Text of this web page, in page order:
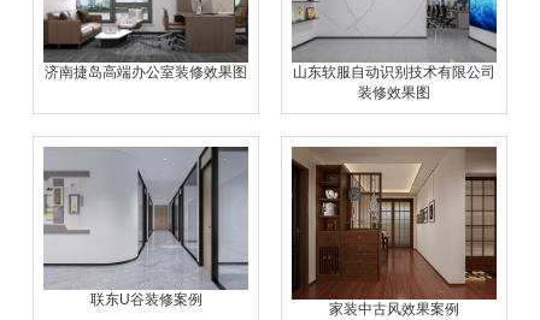
济南捷岛高端办公室装修效果图
山东软服自动识别技术有限公司
装修效果图
联东U谷装修案例
家装中古风效果案例